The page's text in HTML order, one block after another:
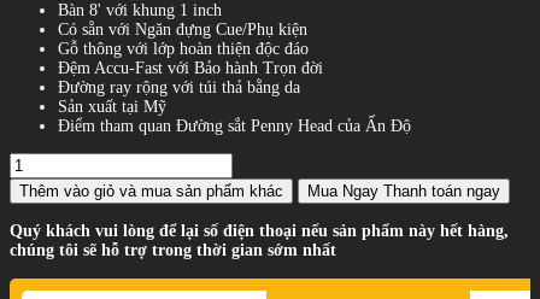
Bàn 8' với khung 1 inch
Có sẵn với Ngăn đựng Cue/Phụ kiện
Gỗ thông với lớp hoàn thiện độc đáo
Đệm Accu-Fast với Bảo hành Trọn đời
Đường ray rộng với túi thả bằng da
Sản xuất tại Mỹ
Điểm tham quan Đường sắt Penny Head của Ấn Độ
Thêm vào giỏ và mua sản phẩm khác Mua Ngay Thanh toán ngay
Quý khách vui lòng để lại số điện thoại nếu sản phẩm này hết hàng,
chúng tôi sẽ hỗ trợ trong thời gian sớm nhất